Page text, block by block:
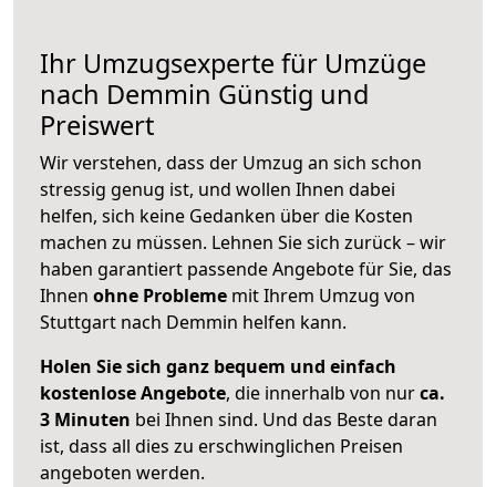
Ihr Umzugsexperte für Umzüge
nach Demmin Günstig und
Preiswert
Wir verstehen, dass der Umzug an sich schon
stressig genug ist, und wollen Ihnen dabei
helfen, sich keine Gedanken über die Kosten
machen zu müssen. Lehnen Sie sich zurück – wir
haben garantiert passende Angebote für Sie, das
Ihnen ohne Probleme mit Ihrem Umzug von
Stuttgart nach Demmin helfen kann.
Holen Sie sich ganz bequem und einfach
kostenlose Angebote, die innerhalb von nurca.
3 Minuten bei Ihnen sind. Und das Beste daran
ist, dass all dies zu erschwinglichen Preisen
angeboten werden.